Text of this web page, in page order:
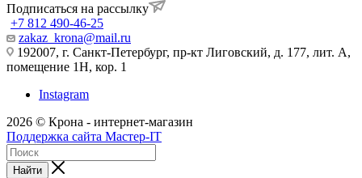
Подписаться на рассылку
+7 812 490-46-25
zakaz_krona@mail.ru
192007, г. Санкт-Петербург, пр-кт Лиговский, д. 177, лит. А,
помещение 1Н, кор. 1
Instagram
2026 © Крона - интернет-магазин
Поддержка сайта Мастер-IT
Найти